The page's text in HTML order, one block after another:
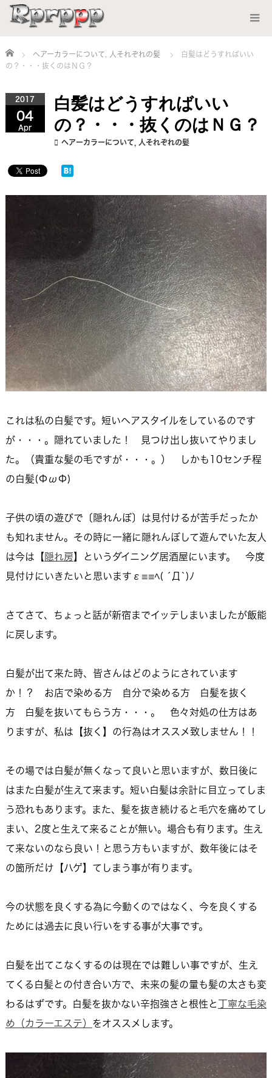
Home ヘアーカラーについて 人それぞれの髪
白髪はどうすればいい
の？・・・抜くのはＮＧ？
2017
04
Apr
白髪はどうすればいい
の？・・・抜くのはＮＧ？
ヘアーカラーについて 人それぞれの髪
これは私の白髪です。短いヘアスタイルをしているのです
が・・・。隠れていました！ 見つけ出し抜いてやりまし
た。（貴重な髪の毛ですが・・・。） しかも10センチ程
の白髪(ΦωΦ)
子供の頃の遊びで〔隠れんぼ〕は見付けるが苦手だったか
も知れません。その時に一緒に隠れんぼして遊んでいた友人
は今は【隠れ房】というダイニング居酒屋にいます。 今度
見付けにいきたいと思いますε≡≡ﾍ( ´Д`)ﾉ
さてさて、ちょっと話が新宿までイッテしまいましたが飯能
に戻します。
白髪が出て来た時、皆さんはどのようにされています
か！？ お店で染める方 自分で染める方 白髪を抜く
方 白髪を抜いてもらう方・・・。 色々対処の仕方はあ
りますが、私は【抜く】の行為はオススメ致しません！！
その場では白髪が無くなって良いと思いますが、数日後に
はまた白髪が生えて来ます。短い白髪は余計に目立ってしま
う恐れもあります。また、髪を抜き続けると毛穴を痛めてし
まい、2度と生えて来ることが無い。場合も有ります。生え
て来ないのなら良い！と思う方もいますが、数年後にはそ
の箇所だけ【ハゲ】てしまう事が有ります。
今の状態を良くする為に今動くのではなく、今を良くする
ためには過去に良い行いをする事が大事です。
白髪を出てこなくするのは現在では難しい事ですが、生え
てくる白髪との付き合い方で、未来の髪の量も髪の太さも変
わるはずです。白髪を抜かない辛抱強さと根性と 丁寧な毛染
め（カラーエステ） をオススメします。